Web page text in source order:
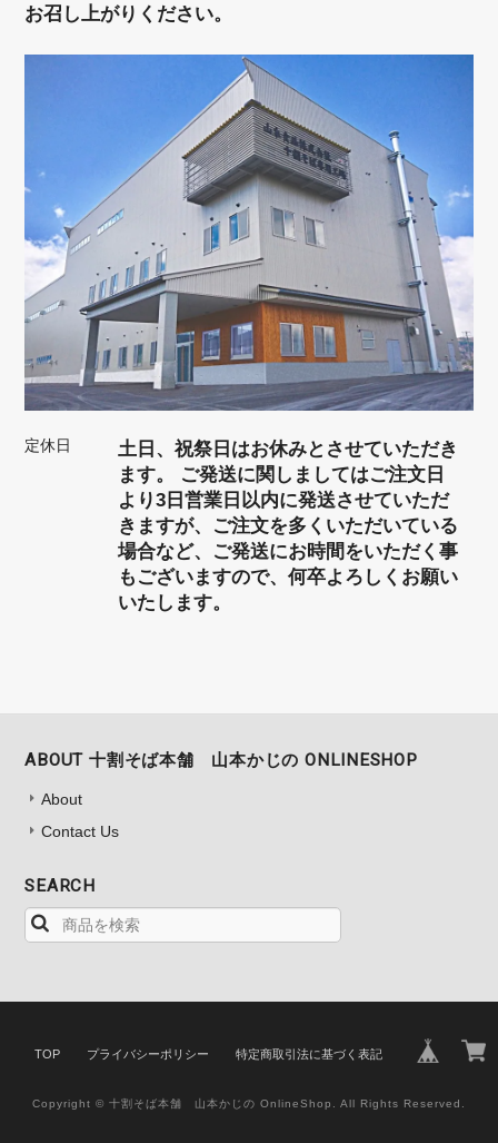
お召し上がりください。
定休日
土日、祝祭日はお休みとさせていただき
ます。 ご発送に関しましてはご注文日
より3日営業日以内に発送させていただ
きますが、ご注文を多くいただいている
場合など、ご発送にお時間をいただく事
もございますので、何卒よろしくお願い
いたします。
ABOUT 十割そば本舗 山本かじの ONLINESHOP
About
Contact Us
SEARCH
TOP プライバシーポリシー 特定商取引法に基づく表記
Copyright © 十割そば本舗 山本かじの OnlineShop. All Rights Reserved.